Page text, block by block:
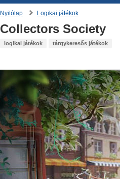
Nyitólap Logikai játékok
Collectors Society
logikai játékok tárgykeresős játékok